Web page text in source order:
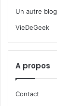
Un autre blog
VieDeGeek
A propos
Contact